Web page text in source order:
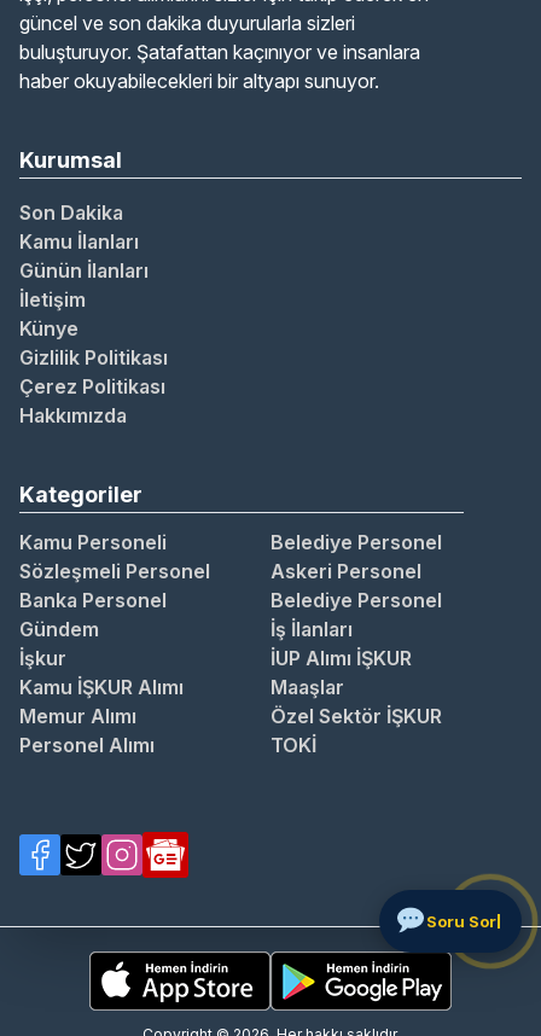
güncel ve son dakika duyurularla sizleri
buluşturuyor. Şatafattan kaçınıyor ve insanlara
haber okuyabilecekleri bir altyapı sunuyor.
Kurumsal
Son Dakika
Kamu İlanları
Günün İlanları
İletişim
Künye
Gizlilik Politikası
Çerez Politikası
Hakkımızda
Kategoriler
Kamu Personeli
Belediye Personel
Sözleşmeli Personel
Askeri Personel
Banka Personel
Belediye Personel
Gündem
İş İlanları
İşkur
İUP Alımı İŞKUR
Kamu İŞKUR Alımı
Maaşlar
Memur Alımı
Özel Sektör İŞKUR
Personel Alımı
TOKİ